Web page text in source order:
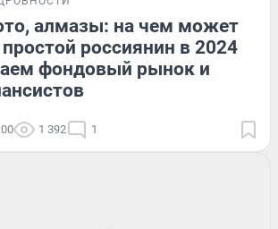
алмазы: на чем может
россиянин в 2024
фондовый рынок и
1 392 1